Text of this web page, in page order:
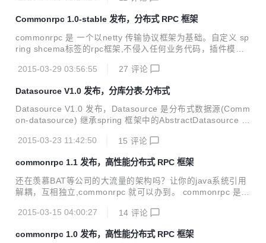
2：应用层协议占包问题 3：解决服务端关闭，空指针异常
4：解决bytebuffer 在极端情况，内存泄露问题 性能数据:
Commonrpc 1.0-stable 发布，分布式 RPC 框架
commonrpc 是 一个以netty 传输协议框架为基础。自定义 sp
ring shcema标签的rpc框架,不侵入任何业务代码，插件模
议，扩展性强。 bug 修改，请见git@osc issue 新增如下功
备，跌宕，宕机，重启等 2：CommonRpc 注册中心伸缩更
强，可以集群配置，服务端支持HA 3：Commonrpc 增加管理
中心 4：Commonrpc 支持多组随机访问 更多内容请看：htt
p://git.oschina.net/284520459/co...
2015-03-29 03:56:55 27 评论
Datasource V1.0 发布，分库分表-分布式
Datasource V1.0 发布，Datasource 是分布式数据源(Comm
on-datasource) 继承spring 框架中的AbstractDatasource 的
til 类的作用是管理spring 事务.只要java 中的各个orm 框架 兼
置文件xml插拔模式，能够分库分表。 Common-datasource
功能 支持分库分表 支持读写分离 兼容性强，可扩展性强 现已
托管在 Git@OSC：http...
2015-03-23 11:42:50 15 评论
commonrpc 1.1 发布，高性能分布式 RPC 框架
还在羡慕BAT等公司的大流量的架构吗？让你的java系统引用
解耦，互相独立,commonrpc 就可以办到。 commonrpc 是一
的rpc框架,不侵入任何业务代码，插件模式，即插即用；一个
monRpc V1.1 新功能 提供注册中心以及服务治理功能，通过
2015-03-15 04:00:27 14 评论
commonrpc 1.0 发布，高性能分布式 RPC 框架